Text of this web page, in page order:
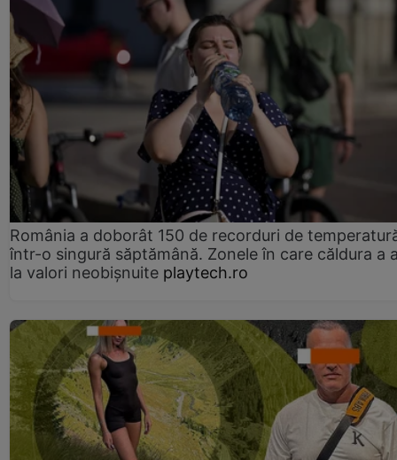
România a doborât 150 de recorduri de
într-o singură săptămână. Zonele în care căldura a
la valori neobișnuite playtech.ro